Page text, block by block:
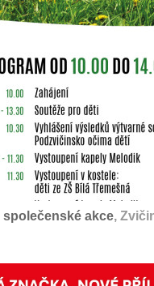
společenské akce,